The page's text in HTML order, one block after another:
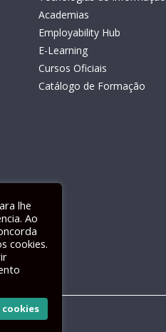
Academias
Employability Hub
E-Learning
Cursos Oficiais
Catálogo de Formação
lhe
Ao
cookies.